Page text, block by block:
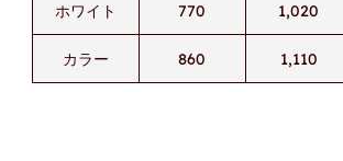
ホワイト 770 1,020
カラー 860 1,110